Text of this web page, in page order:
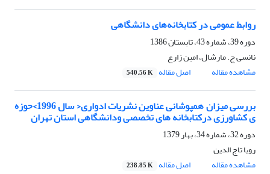
روابط عمومی در کتابخانه‌های دانشگاهی
دوره 39، شماره 43، تابستان 1386
نانسی ج. مارشال، امین زارع
مشاهده مقاله
اصل مقاله 540.56 K
بررسی میزان همپوشانی عناوین نشریات ادواری‹ سال 1996›حوزه
ی کشاورزی درکتابخانه های تخصصی ودانشگاهی استان تهران
دوره 32، شماره 34، بهار 1379
رویا تاج الدین
مشاهده مقاله
اصل مقاله 238.85 K